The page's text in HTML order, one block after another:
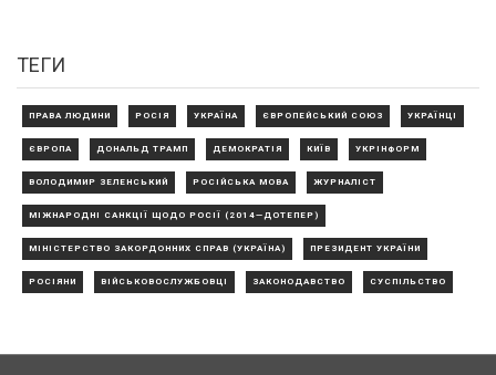
ТЕГИ
ПРАВА ЛЮДИНИ РОСІЯ УКРАЇНА ЄВРОПЕЙСЬКИЙ СОЮЗ УКРАЇНЦІ
ЄВРОПА ДОНАЛЬД ТРАМП ДЕМОКРАТІЯ КИЇВ УКРІНФОРМ
ВОЛОДИМИР ЗЕЛЕНСЬКИЙ РОСІЙСЬКА МОВА ЖУРНАЛІСТ
МІЖНАРОДНІ САНКЦІЇ ЩОДО РОСІЇ (2014—ДОТЕПЕР)
МІНІСТЕРСТВО ЗАКОРДОННИХ СПРАВ (УКРАЇНА) ПРЕЗИДЕНТ УКРАЇНИ
РОСІЯНИ ВІЙСЬКОВОСЛУЖБОВЦІ ЗАКОНОДАВСТВО СУСПІЛЬСТВО